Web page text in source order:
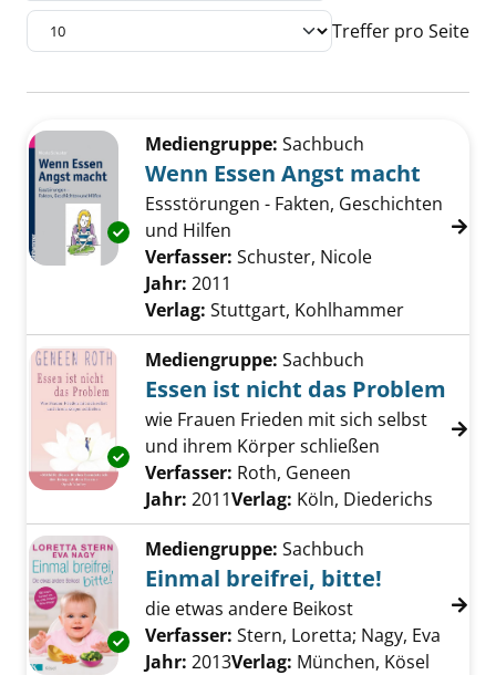
Treffer pro Seite
Zu den Suchfiltern springen
Exemplar-Details von Wenn Essen Angst
Mediengruppe: Sachbuch
Wenn Essen Angst macht
Essstörungen - Fakten, Geschichten
und Hilfen
Verfasser: Schuster, Nicole
Jahr: 2011
Verlag: Stuttgart, Kohlhammer
Exemplar-Details von Essen ist nicht das
Mediengruppe: Sachbuch
Essen ist nicht das Problem
wie Frauen Frieden mit sich selbst
und ihrem Körper schließen
Verfasser: Roth, Geneen
Jahr: 2011Verlag: Köln, Diederichs
Exemplar-Details von Einmal breifrei, bitte!
Mediengruppe: Sachbuch
Einmal breifrei, bitte!
die etwas andere Beikost
Verfasser: Stern, Loretta; Nagy, Eva
Jahr: 2013Verlag: München, Kösel